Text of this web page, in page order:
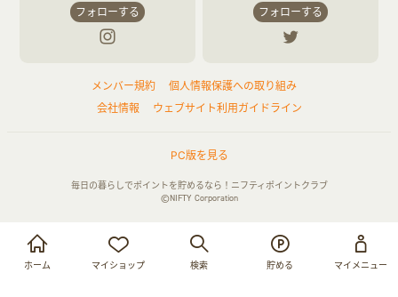
お買い物・サービス利用で貯める
ログイン
ホーム マイショップ 検索 貯める マイメニュー
フォローする フォローする
メンバー規約
個人情報保護への取り組み
会社情報
ウェブサイト利用ガイドライン
PC版を見る
毎日の暮らしでポイントを貯めるなら！ニフティポイントクラブ
©NIFTY Corporation